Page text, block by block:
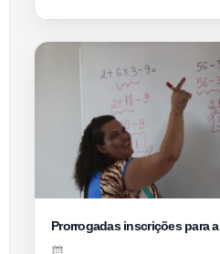
Prorrogadas inscrições para